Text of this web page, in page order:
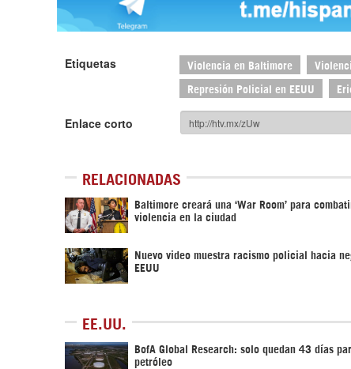
Etiquetas Violencia en Baltimore
Represión Policial en EEUU
Enlace corto
RELACIONADAS
Baltimore creará una ‘War Room’ para
violencia en la ciudad
Nuevo video muestra racismo policial hacia
EEUU
EE.UU.
BofA Global Research: solo quedan 43 días
petróleo